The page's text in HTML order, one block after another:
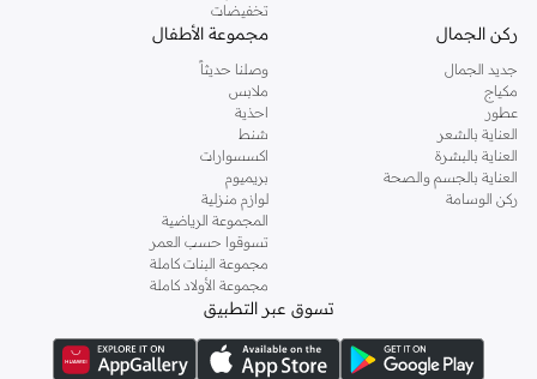
تخفيضات
ركن الجمال
جديد الجمال
مكياج
عطور
العناية بالشعر
العناية بالبشرة
العناية بالجسم والصحة
ركن الوسامة
مجموعة الأطفال
وصلنا حديثاً
ملابس
احذية
شنط
اكسسوارات
بريميوم
لوازم منزلية
المجموعة الرياضية
تسوقوا حسب العمر
مجموعة البنات كاملة
مجموعة الأولاد كاملة
تسوق عبر التطبيق